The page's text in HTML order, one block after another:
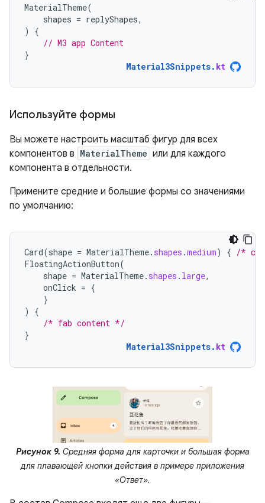
MaterialTheme(
shapes = replyShapes,
)
{
// M3 app Content
}
Material3Snippets. kt
Используйте формы
Вы можете настроить масштаб фигур для всех
компонентов в MaterialTheme или для каждого
компонента в отдельности.
Примените средние и большие формы со значениями
по умолчанию:
Card(shape = MaterialTheme. shapes .medium) { /*
FloatingActionButton(
shape = MaterialTheme. shapes . large,
onClick = {
}
)
{
/* fab content */
}
Material3Snippets. kt
Рисунок 9. Средняя форма для карточки и большая форма
для плавающей кнопки действия в примере приложения
«Ответ».